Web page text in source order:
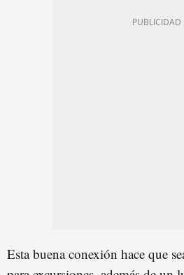
Esta buena conexión hace que